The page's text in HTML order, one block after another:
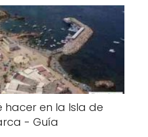
hacer en la Isla de
- Guía